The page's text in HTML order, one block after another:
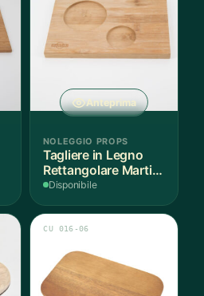
Anteprima
NOLEGGIO PROPS
Tagliere in Legno
Rettangolare Martini
Incavo - 1 Pezzo
Disponibile
CU 016-06